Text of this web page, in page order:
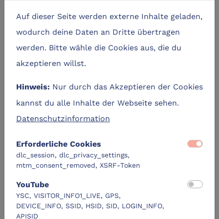
Auf dieser Seite werden externe Inhalte geladen,
wodurch deine Daten an Dritte übertragen
werden. Bitte wähle die Cookies aus, die du
akzeptieren willst.
Hinweis: Nur durch das Akzeptieren der Cookies
kannst du alle Inhalte der Webseite sehen.
Datenschutzinformation
Erforderliche Cookies
dlc_session, dlc_privacy_settings,
mtm_consent_removed, XSRF-Token
YouTube
YSC, VISITOR_INFO1_LIVE, GPS,
DEVICE_INFO, SSID, HSID, SID, LOGIN_INFO,
APISID
Bild